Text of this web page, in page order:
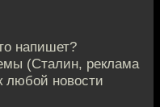
напишет?
(Сталин, реклама
любой новости